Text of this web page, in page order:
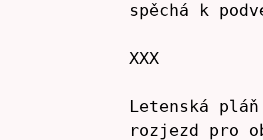
spěchá k
XXX
Letenská pláň
rozjezd pro